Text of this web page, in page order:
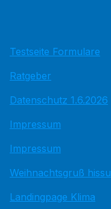
Testseite Formulare
Ratgeber
Datenschutz 1.6.2026
Impressum
Impressum
Weihnachtsgruß hissu
Landingpage Klima